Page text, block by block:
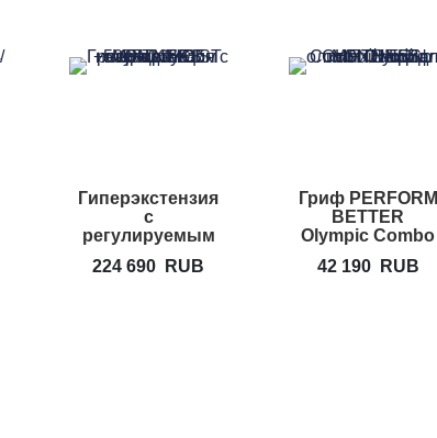
Гиперэкстензия
с
регулируемым
HOIST CF-3663
224 690 RUB
Гриф PERFORM
BETTER
Olympic Combo
42 190 RUB